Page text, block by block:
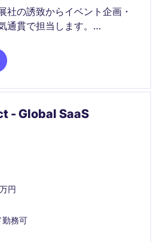
社の誘致からイベント企画・
通貫で担当します。
出張を通じて、グローバルビ
るポジションです。
- Global SaaS
円
勤務可